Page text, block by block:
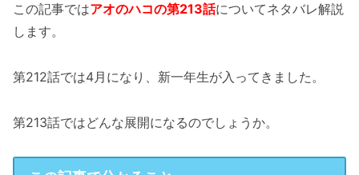
この記事ではアオのハコの第213話についてネタバレ解説
します。
第212話では4月になり、新一年生が入ってきました。
第213話ではどんな展開になるのでしょうか。